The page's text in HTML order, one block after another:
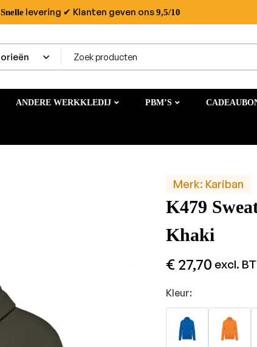
Snelle levering ✔ Klanten geven ons9,5/10
ANDERE WERKKLEDIJ PBM’S
Merk: Kariban
K479
Khaki
€ 27,70 excl.
Kleur: